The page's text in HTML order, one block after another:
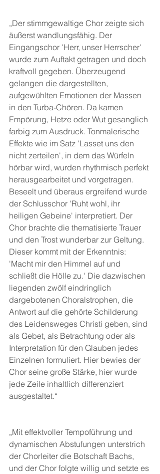
„Der stimmgewaltige Chor zeigte sich
äußerst wandlungsfähig. Der
Eingangschor 'Herr, unser Herrscher'
wurde zum Auftakt getragen und doch
kraftvoll gegeben. Überzeugend
gelangen die dargestellten,
aufgewühlten Emotionen der Massen
in den Turba-Chören. Da kamen
Empörung, Hetze oder Wut gesanglich
farbig zum Ausdruck. Tonmalerische
Effekte wie im Satz 'Lasset uns den
nicht zerteilen', in dem das Würfeln
hörbar wird, wurden rhythmisch perfekt
herausgearbeitet und vorgetragen.
Beseelt und überaus ergreifend wurde
der Schlusschor 'Ruht wohl, ihr
heiligen Gebeine' interpretiert. Der
Chor brachte die thematisierte Trauer
und den Trost wunderbar zur Geltung.
Dieser kommt mit der Erkenntnis:
'Macht mir den Himmel auf und
schließt die Hölle zu.' Die dazwischen
liegenden zwölf eindringlich
dargebotenen Choralstrophen, die
Antwort auf die gehörte Schilderung
des Leidensweges Christi geben, sind
als Gebet, als Betrachtung oder als
Interpretation für den Glauben jedes
Einzelnen formuliert. Hier bewies der
Chor seine große Stärke, hier wurde
jede Zeile inhaltlich differenziert
ausgestaltet.“
„Mit effektvoller Tempoführung und
dynamischen Abstufungen unterstrich
der Chorleiter die Botschaft Bachs,
und der Chor folgte willig und setzte es